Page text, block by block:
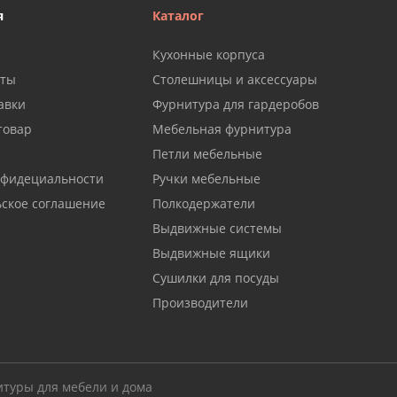
соглашение
Каталог
Кухонные корпуса
Столешницы и аксессуары
Фурнитура для гардеробов
Мебельная фурнитура
Петли мебельные
Ручки мебельные
Полкодержатели
Выдвижные системы
Выдвижные ящики
Сушилки для посуды
Производители
для мебели и дома